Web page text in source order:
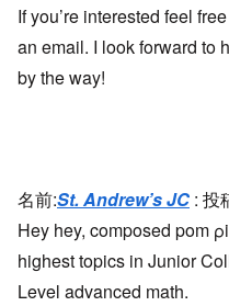
If you’re interested feel
an email. I look forward to
by the way!
名前:St. Andrew’s JC : 投
Hey hey, composed pom
highest topics in Junior
Level advanced math.